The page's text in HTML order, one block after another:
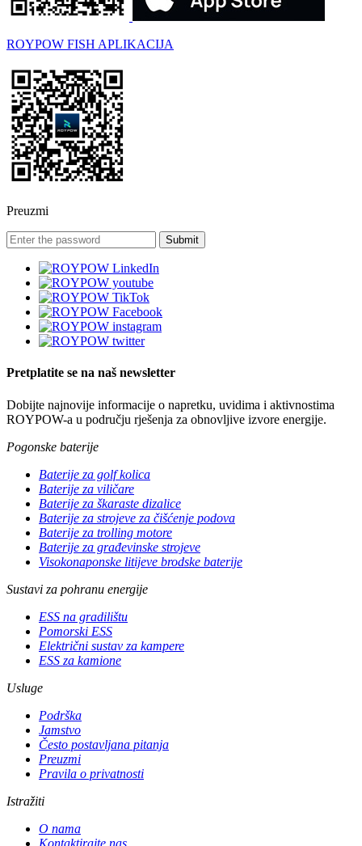
ROYPOW FISH APLIKACIJA
Preuzmi
Pretplatite se na naš newsletter
Dobijte najnovije informacije o napretku, uvidima i aktivnostima
ROYPOW-a u području rješenja za obnovljive izvore energije.
Pogonske baterije
Baterije za golf kolica
Baterije za viličare
Baterije za škaraste dizalice
Baterije za strojeve za čišćenje podova
Baterije za trolling motore
Baterije za građevinske strojeve
Visokonaponske litijeve brodske baterije
Sustavi za pohranu energije
ESS na gradilištu
Pomorski ESS
Električni sustav za kampere
ESS za kamione
Usluge
Podrška
Jamstvo
Često postavljana pitanja
Preuzmi
Pravila o privatnosti
Istražiti
O nama
Kontaktirajte nas